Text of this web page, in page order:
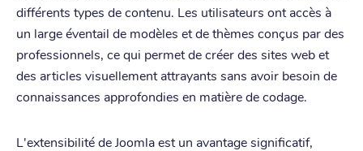
différents types de contenu. Les utilisateurs ont accès à
un large éventail de modèles et de thèmes conçus par des
professionnels, ce qui permet de créer des sites web et
des articles visuellement attrayants sans avoir besoin de
connaissances approfondies en matière de codage.
L'extensibilité de Joomla est un avantage significatif,